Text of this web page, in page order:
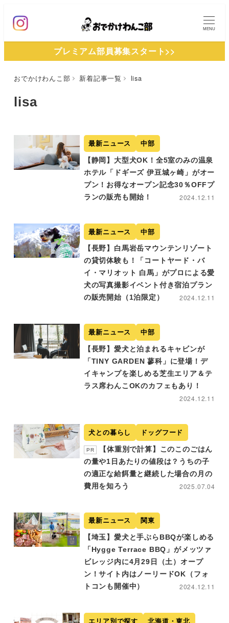
ン
MENU
プレミアム部員募集スタート>>
おでかけわんこ部 新着記事一覧 lisa
lisa
最新ニュース 中部
【静岡】大型犬OK！全5室のみの温泉
ホテル「ドギーズ 伊豆城ヶ崎」がオー
プン！お得なオープン記念30％OFFプ
ランの販売も開始！
2024.12.11
最新ニュース 中部
【長野】白馬岩岳マウンテンリゾート
の貸切体験も！「コートヤード・バ
イ・マリオット 白馬」がプロによる愛
犬の写真撮影イベント付き宿泊プラン
の販売開始（1泊限定）
2024.12.11
最新ニュース 中部
【長野】愛犬と泊まれるキャビンが
「TINY GARDEN 蓼科」に登場！デ
イキャンプを楽しめる芝生エリア＆テ
ラス席わんこOKのカフェもあり！
2024.12.11
犬との暮らし ドッグフード
PR
【体重別で計算】このこのごはん
の量や1日あたりの値段は？うちの子
の適正な給餌量と継続した場合の月の
費用を知ろう
2025.07.04
最新ニュース 関東
【埼玉】愛犬と手ぶらBBQが楽しめる
「Hygge Terrace BBQ」がメッツァ
ビレッジ内に4月29日（土）オープ
ン！サイト内はノーリードOK（フォ
トコンも開催中）
2024.12.11
エリア別で探す 北海道・東北